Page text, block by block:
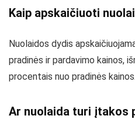
Kaip apskaičiuoti
Nuolaidos dydis
pradinės ir pardavimo kainos,
procentais nuo pradinės kainos.
Ar nuolaida turi įtakos